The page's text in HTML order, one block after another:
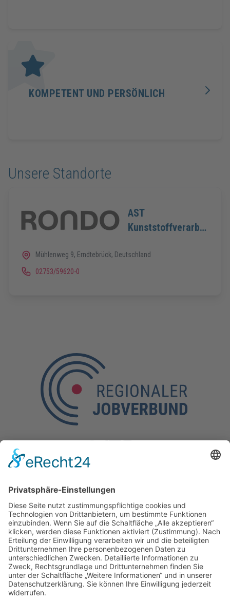
KOMPETENT UND PERSÖNLICH
Unsere Standorte
AST
Kunststoffverarbeitung
Mühlenweg 9, Erndtebrück, Deutschland
02753/59620-0
Kölner Straße 190,
57290 Neunkirchen
Tel.: 0 27 35 / 77 37-10
Mobil: 0160 / 97 26 35 52
E-Mail: info@regionaler-jobverbund.de
Sitemap